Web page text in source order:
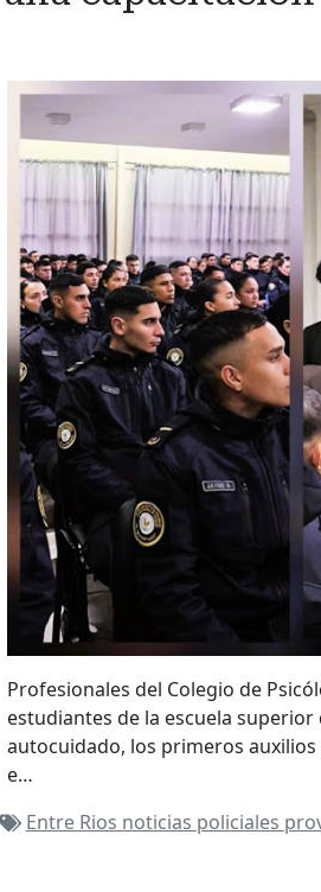
Profesionales del Colegio de
estudiantes de la escuela
autocuidado, los primeros
e…
Entre Rios noticias policiales